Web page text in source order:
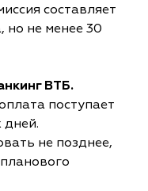
составляет
но не менее 30
ВТБ.
поступает
дней.
не позднее,